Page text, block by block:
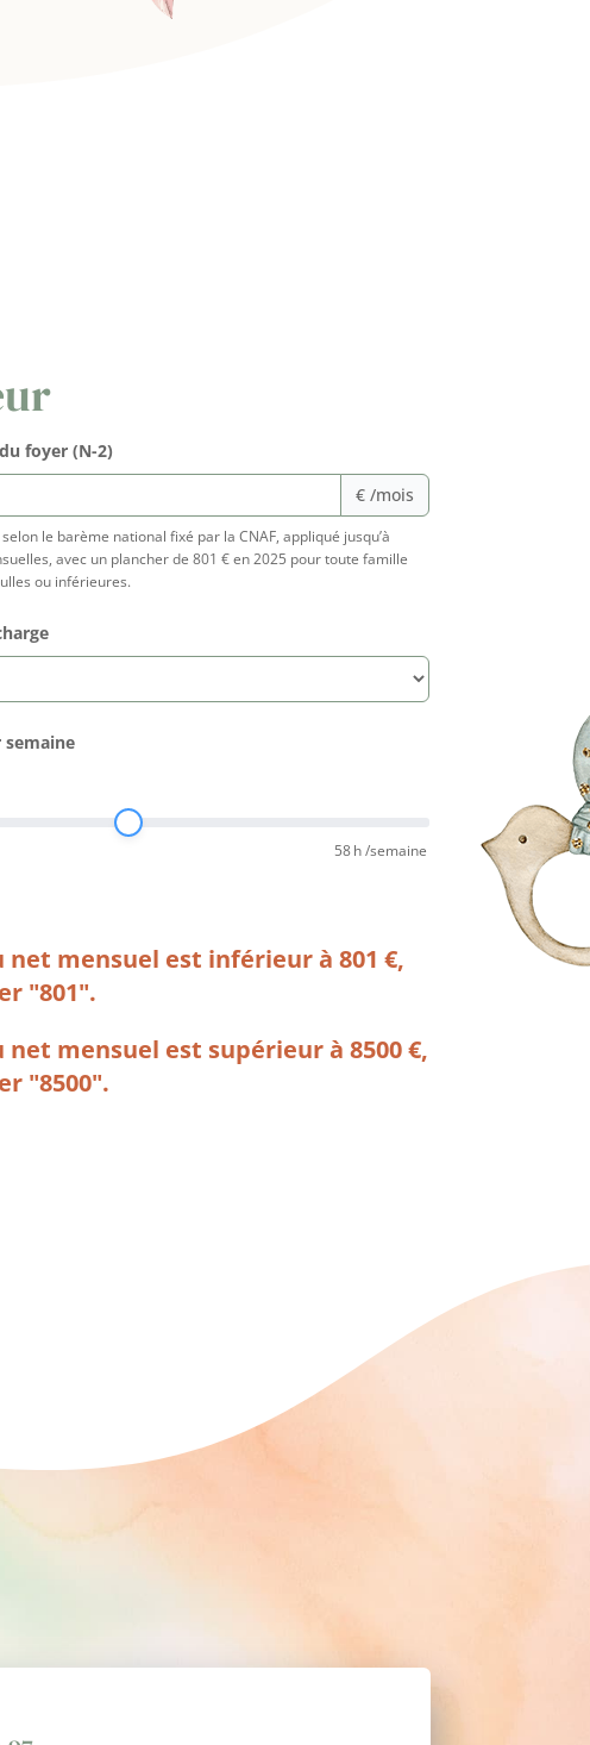
foyer (N-2)
€ /mois
le barème national fixé par la CNAF, appliqué jusqu’à
avec un plancher de 801 € en 2025 pour toute famille
ou inférieures.
semaine
58h /semaine
net mensuel est inférieur à 801 €,
"801".
net mensuel est supérieur à 8500 €,
"8500".